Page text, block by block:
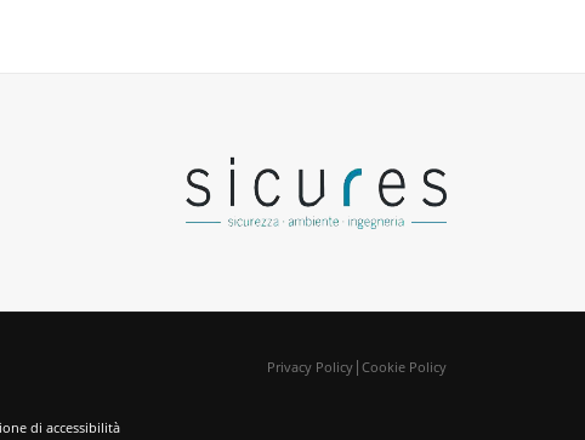
Privacy Policy | Cookie Policy
di accessibilità